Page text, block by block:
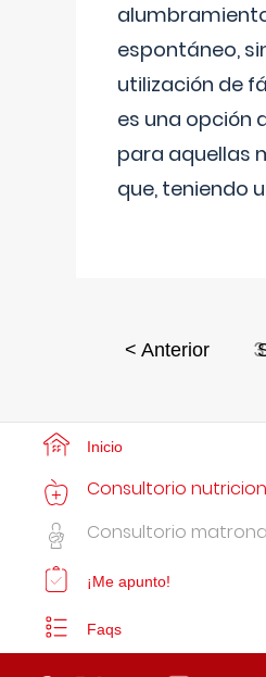
espontáneo,
utilización de
es una opción
para aquellas
que, teniendo
< Anterior 3
Inicio
Consultorio
Consultorio matrona
¡Me apunto!
Faqs